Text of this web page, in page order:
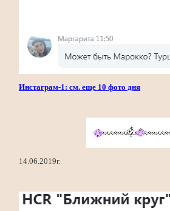
Инстаграм-1: см. еще 10 фото дня
14.06.2019г.